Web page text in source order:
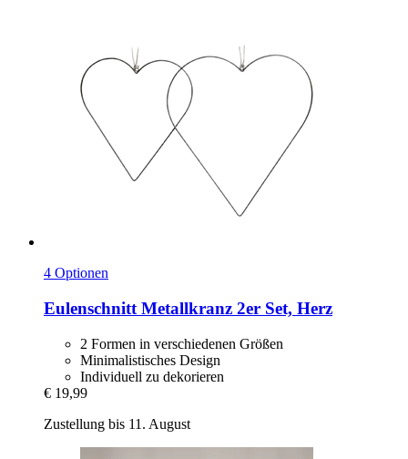
4 Optionen
Eulenschnitt Metallkranz 2er Set, Herz
2 Formen in verschiedenen Größen
Minimalistisches Design
Individuell zu dekorieren
€ 19,99
Zustellung bis 11. August